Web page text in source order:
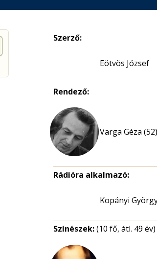
Szerző:
Eötvös József
Rendező:
Varga Géza (52)
Rádióra alkalmazó:
Kopányi
Színészek:(10 fő, átl. 49 év)